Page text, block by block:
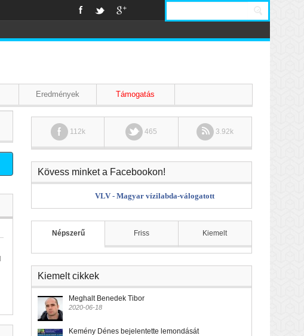
Eredmények Támogatás
112k 465 3.92k
Kövess minket a Facebookon!
VLV - Magyar vízilabda-válogatott
Népszerű Friss Kiemelt
Kiemelt cikkek
Meghalt Benedek Tibor
2020-06-18
Kemény Dénes bejelentette lemondását